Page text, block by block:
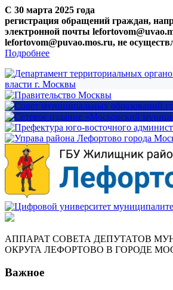
С 30 марта 2025 года
регистрация обращений граждан,
электронной почты
lefortovom@puvao.mos.ru, не
Подробнее
АППАРАТ СОВЕТА ДЕПУТАТОВ
ОКРУГА ЛЕФОРТОВО В ГОРОДЕ
Важное